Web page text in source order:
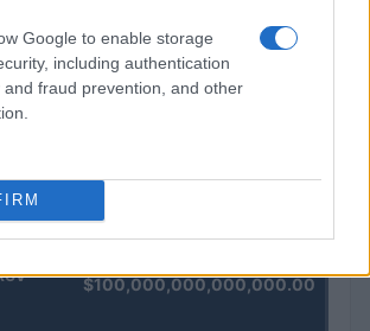
Google to enable storage
including authentication
and fraud prevention, and other
$4,187.30
$100,000,000,000,000.00